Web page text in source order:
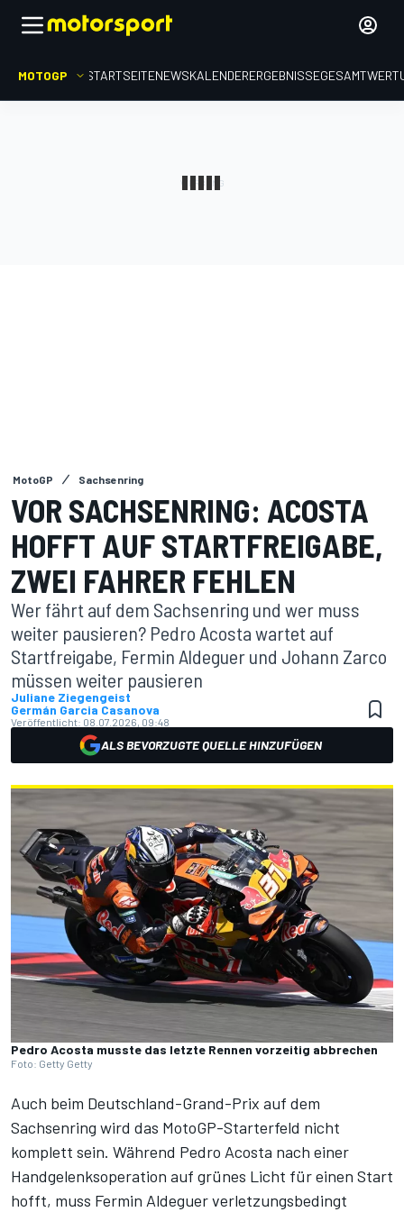
MOTOGP STARTSEITENEWSKALENDERERGEBNISSE
MotoGP Sachsenring
VOR SACHSENRING: ACOSTA
HOFFT AUF STARTFREIGABE,
ZWEI FAHRER FEHLEN
Wer fährt auf dem Sachsenring und wer muss
weiter pausieren? Pedro Acosta wartet auf
Startfreigabe, Fermin Aldeguer und Johann Zarco
müssen weiter pausieren
Juliane Ziegengeist
Germán Garcia Casanova
Veröffentlicht: 08.07.2026, 09:48
ALS BEVORZUGTE QUELLE HINZUFÜGEN
Pedro Acosta musste das letzte Rennen vorzeitig abbrechen
Foto: Getty Getty
Auch beim Deutschland-Grand-Prix auf dem
Sachsenring wird das MotoGP-Starterfeld nicht
komplett sein. Während Pedro Acosta nach einer
Handgelenksoperation auf grünes Licht für einen Start
hofft, muss Fermin Aldeguer verletzungsbedingt